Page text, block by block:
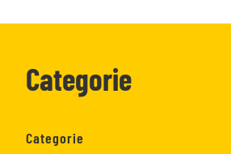
Categorie
Categorie